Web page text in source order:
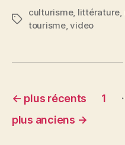
c
e
o
k
itt
er
ai
l
er
Étiquettes
culturisme, littérature,
tourisme,video
Pagination
des
← plus récents 1
plus anciens →